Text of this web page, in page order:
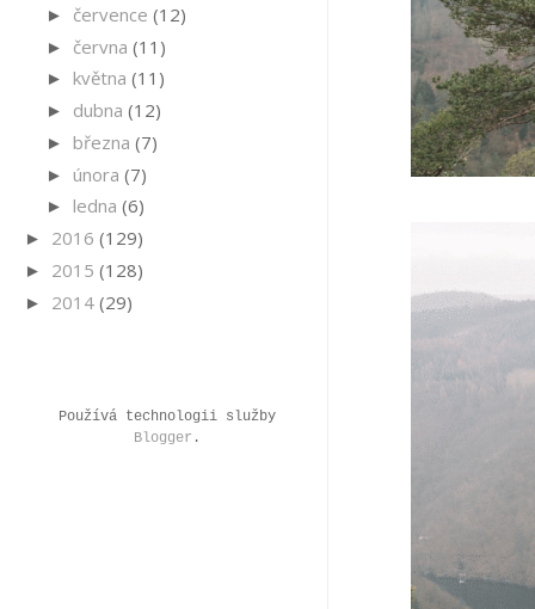
► července (12)
► června (11)
► května (11)
► dubna (12)
► března (7)
► února (7)
► ledna (6)
► 2016 (129)
► 2015 (128)
► 2014 (29)
Používá technologii služby
Blogger .